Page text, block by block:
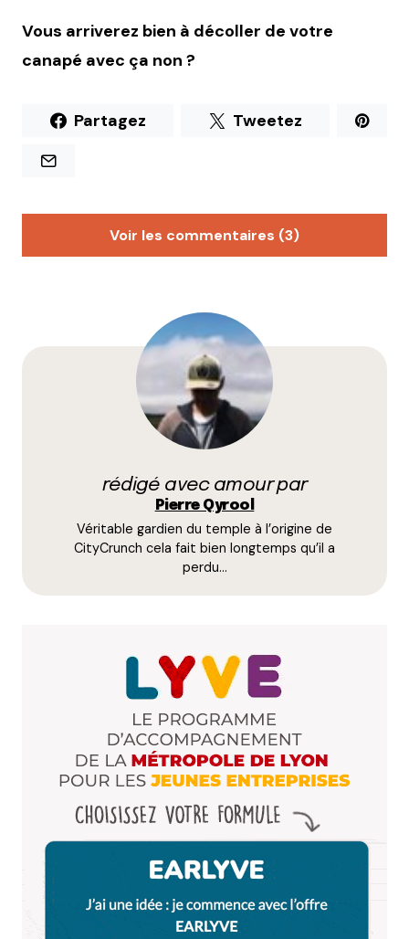
Vous arriverez bien à décoller de votre
canapé avec ça non ?
Partagez Tweetez
Voir les commentaires (3)
Répondre
a priori le transbo ce soir c’est complet.
29 avril 2011 à 15 h 33 min
Ah oui, mince, pas de métro dimanche, j’avais zappé
ça…
29 avril 2011 à 18 h 31 min
Votre adresse e-mail ne sera pas publiée.
champs obligatoires sont indiqués avec
Name
E-mail*
Prévenez-moi de tous les nouveaux commentaires
par e-mail.
rédigé avec amour par
Pierre Qyrool
Véritable gardien du temple à l’origine de
CityCrunch cela fait bien longtemps qu’il a
perdu…